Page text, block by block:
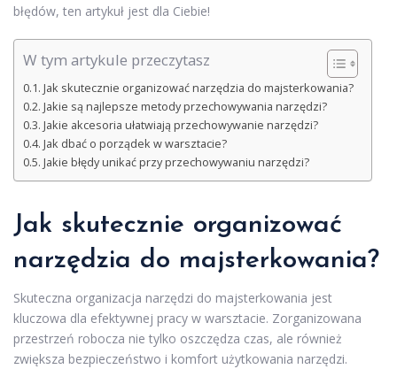
błędów, ten artykuł jest dla Ciebie!
W tym artykule przeczytasz
Jak skutecznie organizować narzędzia do majsterkowania?
Jakie są najlepsze metody przechowywania narzędzi?
Jakie akcesoria ułatwiają przechowywanie narzędzi?
Jak dbać o porządek w warsztacie?
Jakie błędy unikać przy przechowywaniu narzędzi?
Jak skutecznie organizować
narzędzia do majsterkowania?
Skuteczna organizacja narzędzi do majsterkowania jest
kluczowa dla efektywnej pracy w warsztacie. Zorganizowana
przestrzeń robocza nie tylko oszczędza czas, ale również
zwiększa bezpieczeństwo i komfort użytkowania narzędzi.